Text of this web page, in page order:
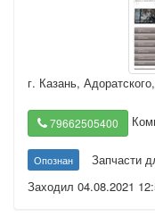
г. Казань,
79662505400
Опознан Запчасти
Заходил 04.08.2021